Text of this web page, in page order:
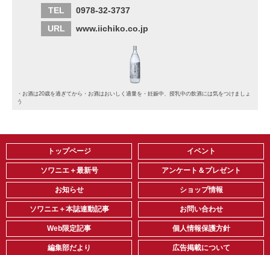
TEL
0978-32-3737
URL
www.iichiko.co.jp
・お酒は20歳を過ぎてから・お酒はおいしく適量を・妊娠中、授乳中の飲酒には気をつけましょ
う
トップページ
ソワニエ＋最新号
お知らせ
ソワニエ＋本誌連動記事
Web限定記事
編集部だより
イベント
アンケート＆プレゼント
ショップ情報
お問い合わせ
個人情報保護方針
広告掲載について